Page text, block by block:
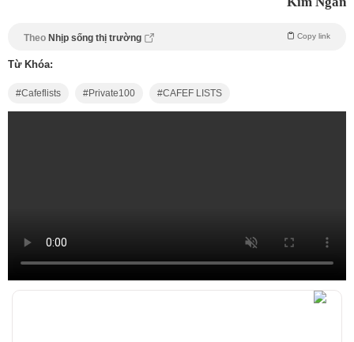
Theo Nhịp sống thị trường Copy link
Từ Khóa:
Cafeflists Private100 CAFEF LISTS